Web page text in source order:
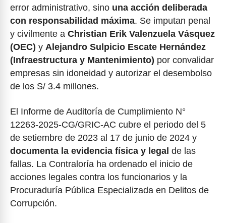
error administrativo, sino una acción deliberada
con responsabilidad máxima. Se imputan penal
y civilmente a Christian Erik Valenzuela Vásquez
(OEC) y Alejandro Sulpicio Escate Hernández
(Infraestructura y Mantenimiento) por convalidar
empresas sin idoneidad y autorizar el desembolso
de los S/ 3.4 millones.
El Informe de Auditoría de Cumplimiento N°
12263-2025-CG/GRIC-AC cubre el periodo del 5
de setiembre de 2023 al 17 de junio de 2024 y
documenta la evidencia física y legal de las
fallas. La Contraloría ha ordenado el inicio de
acciones legales contra los funcionarios y la
Procuraduría Pública Especializada en Delitos de
Corrupción.